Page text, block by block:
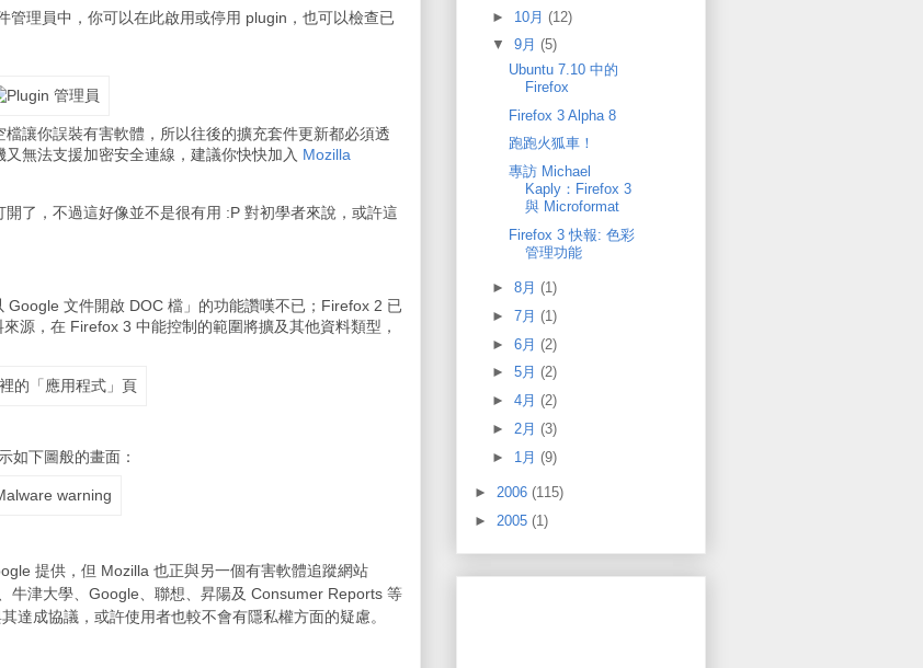
理員中，你可以在此啟用或停用 plugin，也可以檢查已
讓你誤裝有害軟體，所以往後的擴充套件更新都必須透
無法支援加密安全連線，建議你快快加入 Mozilla
了，不過這好像並不是很有用 :P 對初學者來說，或許這
文件開啟 DOC 檔」的功能讚嘆不已；Firefox 2 已
源，在 Firefox 3 中能控制的範圍將擴及其他資料類型，
如下圖般的畫面：
提供，但 Mozilla 也正與另一個有害軟體追蹤網站
牛津大學、Google、聯想、昇陽及 Consumer Reports 等
達成協議，或許使用者也較不會有隱私權方面的疑慮。
► 10月 (12)
▼ 9月 (5)
Ubuntu 7.10 中的
Firefox
Firefox 3 Alpha 8
跑跑火狐車！
專訪 Michael
Kaply：Firefox 3
與 Microformat
Firefox 3 快報: 色彩
管理功能
► 8月 (1)
► 7月 (1)
► 6月 (2)
► 5月 (2)
► 4月 (2)
► 2月 (3)
► 1月 (9)
► 2006 (115)
► 2005 (1)